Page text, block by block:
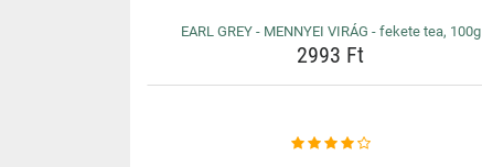
EARL GREY - MENNYEI VIRÁG - fekete tea, 100g
2993 Ft